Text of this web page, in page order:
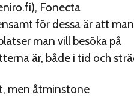
Fonecta
för dessa är att man
man vill besöka på
är, både i tid och
men åtminstone